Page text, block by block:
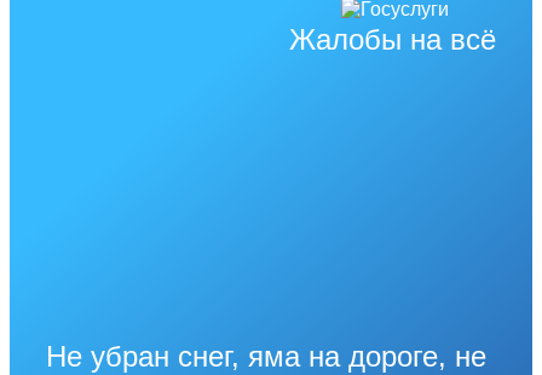
Жалобы на всё
Не убран снег, яма на дороге, не